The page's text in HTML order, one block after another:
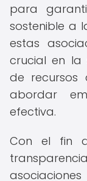
para
sostenible a
estas
crucial en la
de recursos
abordar
efectiva.
Con el fin